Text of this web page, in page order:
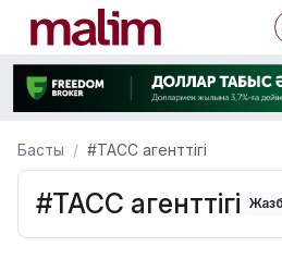
Басты #ТАСС агенттігі
#ТАСС агенттігі